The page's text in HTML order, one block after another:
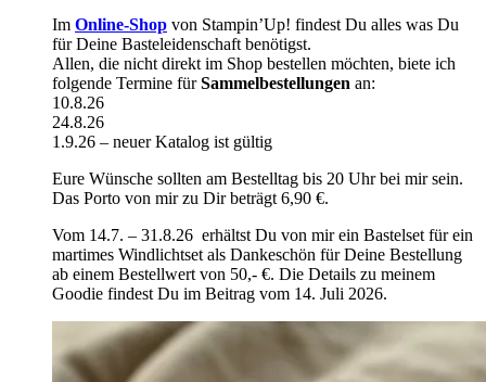
Im Online-Shop von Stampin’Up! findest Du alles was Du
für Deine Basteleidenschaft benötigst.
Allen, die nicht direkt im Shop bestellen möchten, biete ich
folgende Termine fürSammelbestellungen an:
10.8.26
24.8.26
1.9.26 – neuer Katalog ist gültig
Eure Wünsche sollten am Bestelltag bis 20 Uhr bei mir sein.
Das Porto von mir zu Dir beträgt 6,90 €.
Vom 14.7. – 31.8.26 erhältst Du von mir ein Bastelset für ein
martimes Windlichtset als Dankeschön für Deine Bestellung
ab einem Bestellwert von 50,- €. Die Details zu meinem
Goodie findest Du im Beitrag vom 14. Juli 2026.